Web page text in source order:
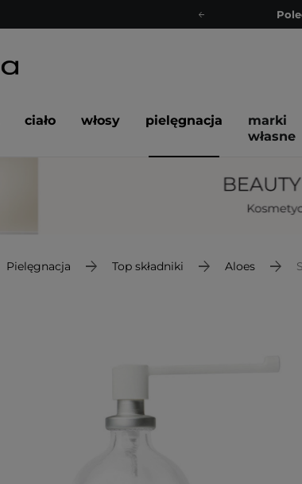
ciało włosy pielęgnacja
marki
własne
Pielęgnacja Top składniki Aloes